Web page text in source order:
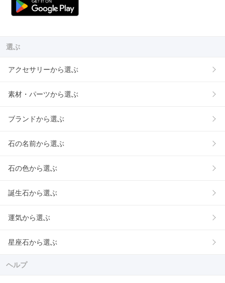
選ぶ
アクセサリーから選ぶ
素材・パーツから選ぶ
ブランドから選ぶ
石の名前から選ぶ
石の色から選ぶ
誕生石から選ぶ
運気から選ぶ
星座石から選ぶ
ヘルプ